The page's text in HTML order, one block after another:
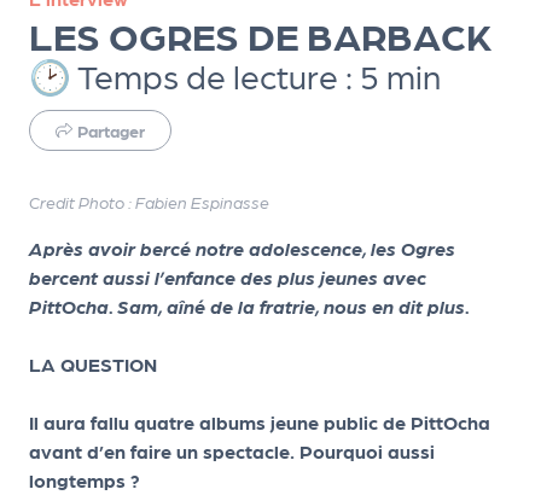
LES OGRES DE BARBACK
🕑 Temps de lecture : 5 min
Partager
Credit Photo : Fabien Espinasse
Après avoir bercé notre adolescence, les Ogres
bercent aussi l’enfance des plus jeunes avec
PittOcha. Sam, aîné de la fratrie, nous en dit plus.
LA QUESTION
Il aura fallu quatre albums jeune public de PittOcha
avant d’en faire un spectacle. Pourquoi aussi
longtemps ?
ns
PR
O
G!
PR
G!
Le
g
Sui
vr